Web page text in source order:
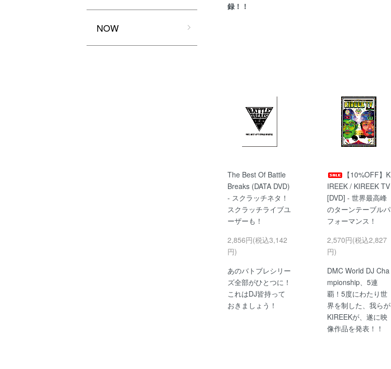
録！！
The Best Of Battle
Breaks (DATA DVD)
- スクラッチネタ！
スクラッチライブユ
ーザーも！
2,856円(税込3,142
円)
あのバトブレシリー
ズ全部がひとつに！
これはDJ皆持って
おきましょう！
【10%OFF】K
IREEK / KIREEK TV
[DVD] - 世界最高峰
のターンテーブルパ
フォーマンス！
2,570円(税込2,827
円)
DMC World DJ Cha
mpionship、5連
覇！5度にわたり世
界を制した、我らが
KIREEKが、遂に映
像作品を発表！！
NOW